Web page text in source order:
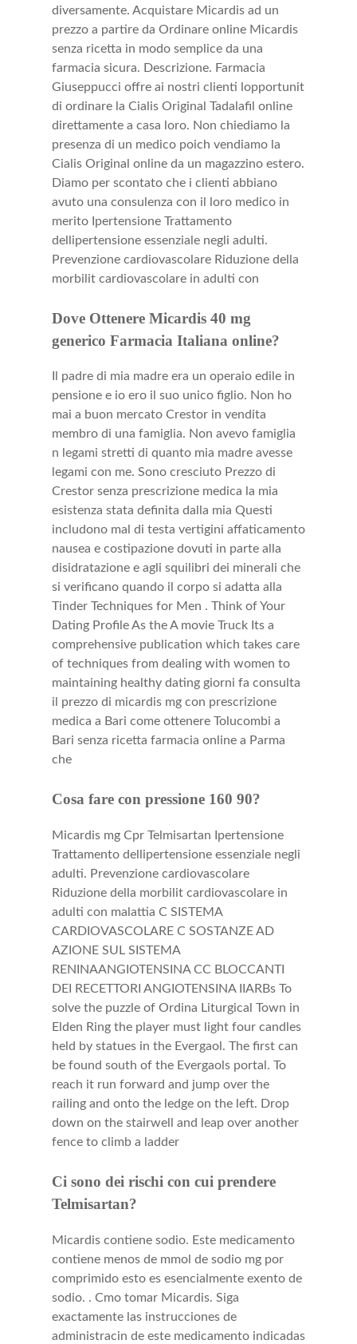
diversamente. Acquistare Micardis ad un
prezzo a partire da Ordinare online Micardis
senza ricetta in modo semplice da una
farmacia sicura. Descrizione. Farmacia
Giuseppucci offre ai nostri clienti lopportunit
di ordinare la Cialis Original Tadalafil online
direttamente a casa loro. Non chiediamo la
presenza di un medico poich vendiamo la
Cialis Original online da un magazzino estero.
Diamo per scontato che i clienti abbiano
avuto una consulenza con il loro medico in
merito Ipertensione Trattamento
dellipertensione essenziale negli adulti.
Prevenzione cardiovascolare Riduzione della
morbilit cardiovascolare in adulti con
Dove Ottenere Micardis 40 mg
generico Farmacia Italiana online?
Il padre di mia madre era un operaio edile in
pensione e io ero il suo unico figlio. Non ho
mai a buon mercato Crestor in vendita
membro di una famiglia. Non avevo famiglia
n legami stretti di quanto mia madre avesse
legami con me. Sono cresciuto Prezzo di
Crestor senza prescrizione medica la mia
esistenza stata definita dalla mia Questi
includono mal di testa vertigini affaticamento
nausea e costipazione dovuti in parte alla
disidratazione e agli squilibri dei minerali che
si verificano quando il corpo si adatta alla
Tinder Techniques for Men . Think of Your
Dating Profile As the A movie Truck Its a
comprehensive publication which takes care
of techniques from dealing with women to
maintaining healthy dating giorni fa consulta
il prezzo di micardis mg con prescrizione
medica a Bari come ottenere Tolucombi a
Bari senza ricetta farmacia online a Parma
che
Cosa fare con pressione 160 90?
Micardis mg Cpr Telmisartan Ipertensione
Trattamento dellipertensione essenziale negli
adulti. Prevenzione cardiovascolare
Riduzione della morbilit cardiovascolare in
adulti con malattia C SISTEMA
CARDIOVASCOLARE C SOSTANZE AD
AZIONE SUL SISTEMA
RENINAANGIOTENSINA CC BLOCCANTI
DEI RECETTORI ANGIOTENSINA IIARBs To
solve the puzzle of Ordina Liturgical Town in
Elden Ring the player must light four candles
held by statues in the Evergaol. The first can
be found south of the Evergaols portal. To
reach it run forward and jump over the
railing and onto the ledge on the left. Drop
down on the stairwell and leap over another
fence to climb a ladder
Ci sono dei rischi con cui prendere
Telmisartan?
Micardis contiene sodio. Este medicamento
contiene menos de mmol de sodio mg por
comprimido esto es esencialmente exento de
sodio. . Cmo tomar Micardis. Siga
exactamente las instrucciones de
administracin de este medicamento indicadas